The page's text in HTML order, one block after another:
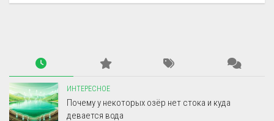
ИНТЕРЕСНОЕ
Почему у некоторых озёр нет стока и куда
девается вода